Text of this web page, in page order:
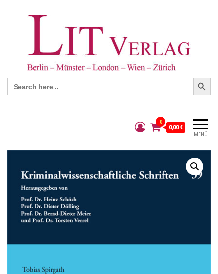
Search
for:
Search Button
MENÜ
0
0,00 €